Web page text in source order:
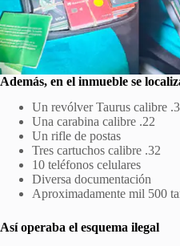
Además, en el inmueble se
Un revólver Taurus calibre
Una carabina calibre .22
Un rifle de postas
Tres cartuchos calibre .32
10 teléfonos celulares
Diversa documentación
Aproximadamente mil 500
Así operaba el esquema ilegal